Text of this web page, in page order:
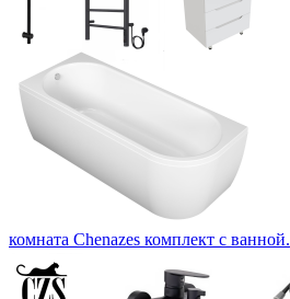
комната Chenazes комплект с ванной.